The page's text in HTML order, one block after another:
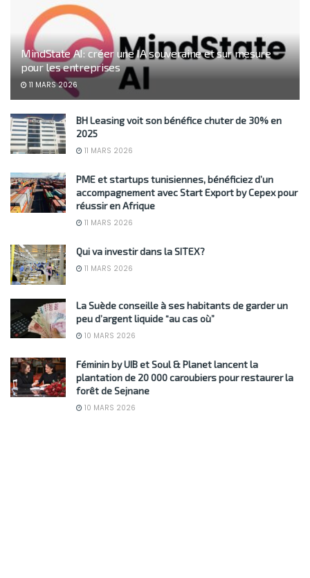
MindState AI: créer une IA souveraine et sur mesure
pour les entreprises
11 MARS 2026
BH Leasing voit son bénéfice chuter de 30% en
2025
11 MARS 2026
PME et startups tunisiennes, bénéficiez d’un
accompagnement avec Start Export by Cepex pour
réussir en Afrique
11 MARS 2026
Qui va investir dans la SITEX?
11 MARS 2026
La Suède conseille à ses habitants de garder un
peu d’argent liquide “au cas où”
10 MARS 2026
Féminin by UIB et Soul & Planet lancent la
plantation de 20 000 caroubiers pour restaurer la
forêt de Sejnane
10 MARS 2026